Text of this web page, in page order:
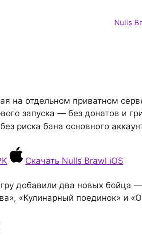
Nulls
отдельном приватном
запуска — без донатов и
риска бана основного
Скачать Nulls Brawl iOS
добавили два новых бойца
«Кулинарный поединок» и